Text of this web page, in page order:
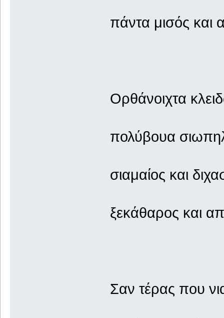
πάντα μισός και
Ορθάνοιχτα
πολύβουα
σιαμαίος και
ξεκάθαρος και
Σαν τέρας που